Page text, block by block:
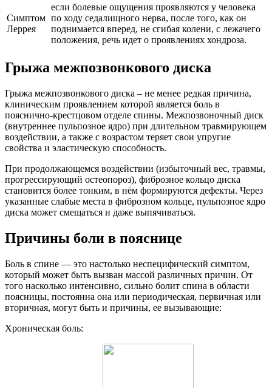
Симптом
Леррея
если болевые ощущения проявляются у человека
по ходу седалищного нерва, после того, как он
поднимается вперед, не сгибая колени, с лежачего
положения, речь идет о проявлениях хондроза.
Грыжа межпозвонкового диска
Грыжа межпозвонкового диска – не менее редкая причина,
клиническим проявлением которой является боль в
пояснично-крестцовом отделе спины. Межпозвоночный диск
(внутреннее пульпозное ядро) при длительном травмирующем
воздействии, а также с возрастом теряет свои упругие
свойства и эластическую способность.
При продолжающемся воздействии (избыточный вес, травмы,
прогрессирующий остеопороз), фиброзное кольцо диска
становится более тонким, в нём формируются дефекты. Через
указанные слабые места в фиброзном кольце, пульпозное ядро
диска может смещаться и даже выпячиваться.
Причины боли в пояснице
Боль в спине — это настолько неспецифический симптом,
который может быть вызван массой различных причин. От
того насколько интенсивно, сильно болит спина в области
поясницы, постоянна она или периодическая, первичная или
вторичная, могут быть и причины, ее вызывающие:
Хроническая боль: